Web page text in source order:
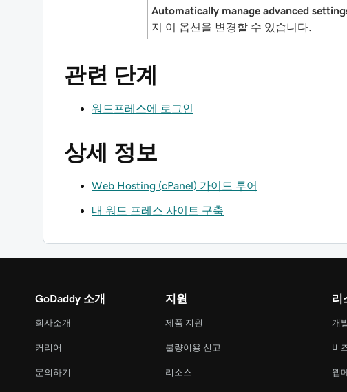
Automatically manage advanced
지 이 옵션을 변경할 수 있습니다.
관련 단계
워드프레스에 로그인
상세 정보
Web Hosting (cPanel) 가이드 투어
내 워드 프레스 사이트 구축
GoDaddy 소개
회사소개
커리어
문의하기
지원
제품 지원
불량이용 신고
리소스
리
개
비
웹